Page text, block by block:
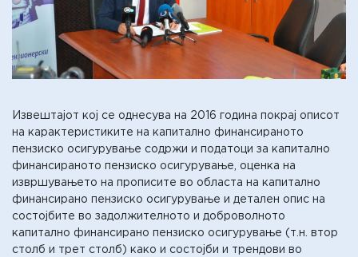
Извештајот кој се однесува на 2016 година покрај описот
на карактеристиките на капитално финансираното
пензиско осигурување содржи и податоци за капитално
финансираното пензиско осигурување, оценка на
извршувањето на прописите во областа на капитално
финансирано пензиско осигурување и детален опис на
состојбите во задолжителното и доброволното
капитално финансирано пензиско осигурување (т.н. втор
столб и трет столб) како и состојби и трендови во